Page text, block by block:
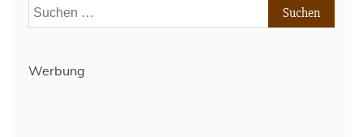
Suchen
nach:
Werbung